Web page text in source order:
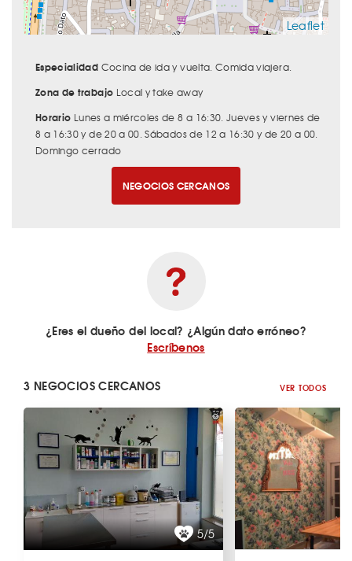
Leaflet
Especialidad Cocina de ida y vuelta. Comida viajera.
Zona de trabajo Local y take away
Horario Lunes a miércoles de 8 a 16:30. Jueves y viernes de
8 a 16:30 y de 20 a 00. Sábados de 12 a 16:30 y de 20 a 00.
Domingo cerrado
NEGOCIOS CERCANOS
¿Eres el dueño del local? ¿Algún dato erróneo?
Escríbenos
3 NEGOCIOS CERCANOS VER TODOS
5/5